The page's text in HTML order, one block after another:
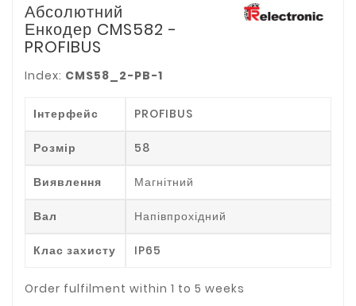
Абсолютний
Енкодер CMS582 -
PROFIBUS
Index: CMS58_2-PB-1
Інтерфейс PROFIBUS
Розмір 58
Виявлення Магнітний
Вал Напівпрохідний
Клас захисту IP65
Order fulfilment within 1 to 5 weeks